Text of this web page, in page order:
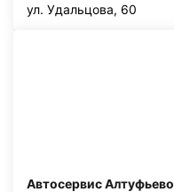
ул. Удальцова, 60
Автосервис Алтуфьево